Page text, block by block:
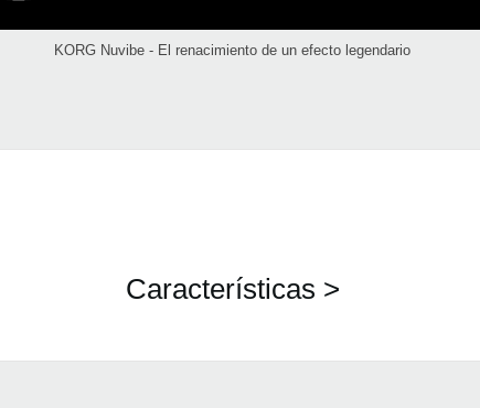
KORG Nuvibe - El renacimiento de un efecto legendario
Características >